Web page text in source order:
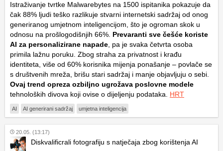
Istraživanje tvrtke Malwarebytes na 1500 ispitanika pokazuje da
čak 88% ljudi teško razlikuje stvarni internetski sadržaj od onog
generiranog umjetnom inteligencijom, što je ogroman skok u
odnosu na prošlogodišnjih 66%. Prevaranti sve češće koriste
AI za personalizirane napade, pa je svaka četvrta osoba
primila lažnu poruku. Zbog straha za privatnost i krađu
identiteta, više od 60% korisnika mijenja ponašanje – povlače se
s društvenih mreža, brišu stari sadržaj i manje objavljuju o sebi.
Ovaj trend opreza ozbiljno ugrožava poslovne modele
tehnoloških divova koji ovise o dijeljenju podataka. HRT
AI AI generirani sadržaj umjetna inteligencija
20.05. (13:17)
Diskvalificrali fotografiju s natječaja zbog korištenja AI